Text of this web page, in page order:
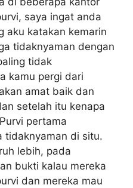
saya ingat anda
aku katakan kemarin
tidaknyaman dengan
tidak
kamu pergi dari
amat baik dan
setelah itu kenapa
pertama
tidaknyaman di situ.
lebih, pada
bukti kalau mereka
dan mereka mau